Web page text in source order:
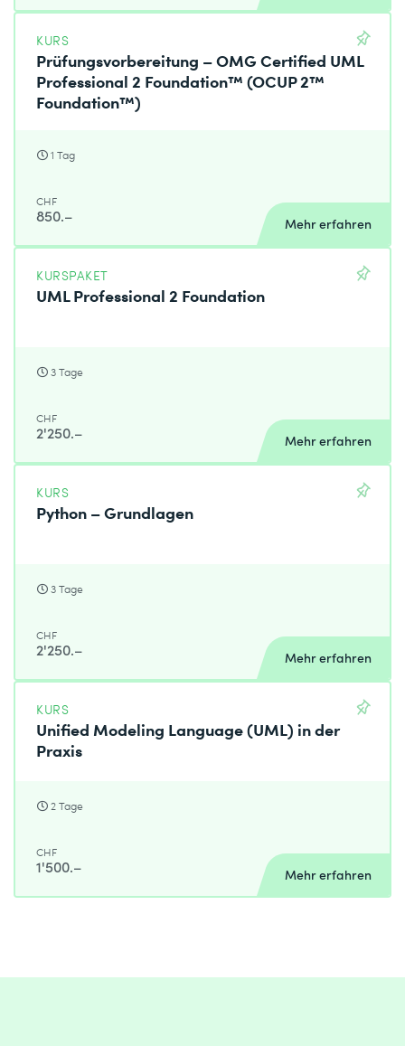
KURS
Prüfungsvorbereitung – OMG Certified UML
Professional 2 Foundation™ (OCUP 2™
Foundation™)
1 Tag
CHF
850.– Mehr erfahren
KURSPAKET
UML Professional 2 Foundation
3 Tage
CHF
2'250.– Mehr erfahren
KURS
Python – Grundlagen
3 Tage
CHF
2'250.– Mehr erfahren
KURS
Unified Modeling Language (UML) in der
Praxis
2 Tage
CHF
1'500.– Mehr erfahren